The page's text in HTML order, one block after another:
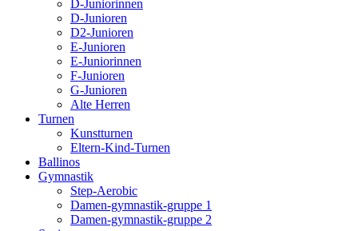
D-Juniorinnen
D-Junioren
D2-Junioren
E-Junioren
E-Juniorinnen
F-Junioren
G-Junioren
Alte Herren
Turnen
Kunstturnen
Eltern-Kind-Turnen
Ballinos
Gymnastik
Step-Aerobic
Damen-gymnastik-gruppe 1
Damen-gymnastik-gruppe 2